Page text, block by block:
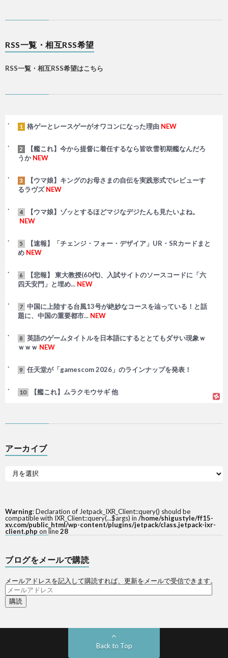
RSS一覧・相互RSS希望
RSS一覧・相互RSS希望はこちら
1 格ゲーとレースゲーがオワコンになった理由 NEW
2
【艦これ】今から提督に着任するなら皆吹雪初期艦なんだろ
うか NEW
3
【ウマ娘】キングのお母さまの自伝を実践形式でレビューす
るラヴズ NEW
4
【ウマ娘】ゾッとするほどマジなデジたんも見たいよね。
NEW
5
【速報】「チェンジ・フォー・デザイア」UR・SRカードまと
め NEW
6
【悲報】 東大教授(60代)、入試サイトのソースコードに「六
四天安門」と埋め... NEW
7
中国に上陸する台風13号が絶妙なコースを辿っている！と話
題に、中国の重要都市... NEW
8
英語のゲームタイトルを日本語にするととてもダサい現象ｗ
ｗｗｗ NEW
9 任天堂が「gamescom 2026」のラインナップを発表！
10 【艦これ】ムラクモウサギ 他
アーカイブ
Warning: Declaration of Jetpack_IXR_Client::query() should be
compatible with IXR_Client::query(...$args) in /home/shigustyle/ff15-
xv.com/public_html/wp-content/plugins/jetpack/class.jetpack-ixr-
client.php on line28
ブログをメールで購読
メールアドレスを記入して購読すれば、更新をメールで受信できます。
メ
ー
ル
ア
ス
Back to Top